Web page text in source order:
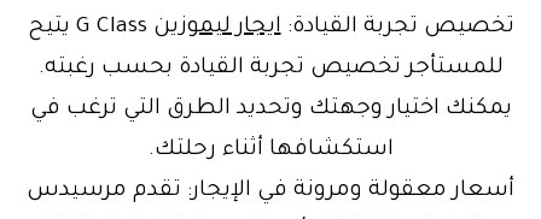
تخصيص تجربة القيادة:ايجار ليموزين
G Class يتيح
للمستأجر تخصيص تجربة القيادة بحسب رغبته.
يمكنك اختيار وجهتك وتحديد الطرق التي ترغب في
استكشافها أثناء رحلتك.
أسعار معقولة ومرونة في الإيجار: تقدم مرسيدس